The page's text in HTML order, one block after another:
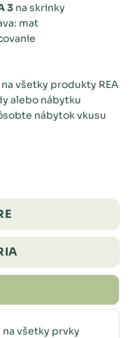
3 na skrinky
mat
všetky produkty REA
alebo nábytku
nábytok vkusu
na všetky prvky